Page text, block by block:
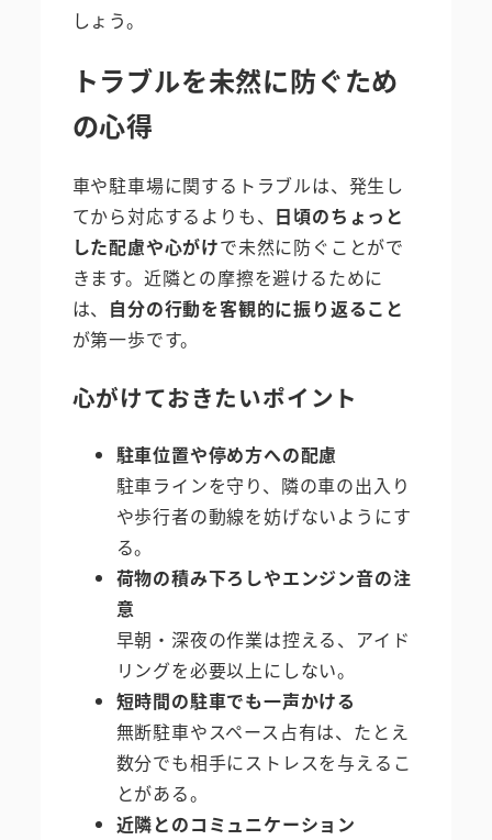
しょう。
トラブルを未然に防ぐため
の心得
車や駐車場に関するトラブルは、発生し
てから対応するよりも、 日頃のちょっと
した配慮や心がけで未然に防ぐことがで
きます。近隣との摩擦を避けるために
は、 自分の行動を客観的に振り返ること
が第一歩です。
心がけておきたいポイント
駐車位置や停め方への配慮
駐車ラインを守り、隣の車の出入り
や歩行者の動線を妨げないようにす
る。
荷物の積み下ろしやエンジン音の注
意
早朝・深夜の作業は控える、アイド
リングを必要以上にしない。
短時間の駐車でも一声かける
無断駐車やスペース占有は、たとえ
数分でも相手にストレスを与えるこ
とがある。
近隣とのコミュニケーション